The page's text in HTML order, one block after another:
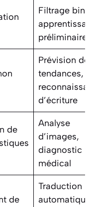
Filtrage
préliminaires
Prévision de
tendances,
d’écriture
de
Analyse
d’images,
diagnostic
médical
de
Traduction
automatique,